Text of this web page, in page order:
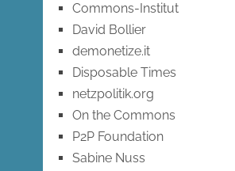
Commons-Institut
David Bollier
demonetize.it
Disposable Times
netzpolitik.org
On the Commons
P2P Foundation
Sabine Nuss